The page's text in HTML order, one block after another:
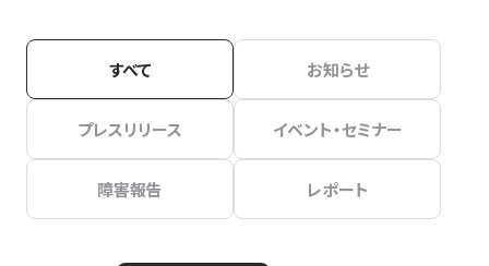
すべて お知らせ
プレスリリース イベント・セミナー
障害報告 レポート